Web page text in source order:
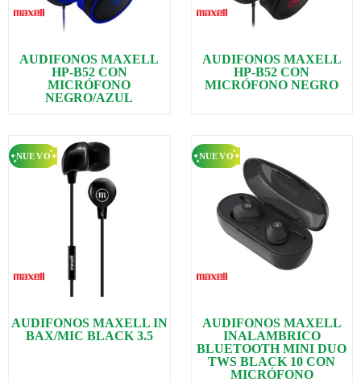
AUDIFONOS MAXELL
HP-B52 CON
MICRÓFONO
NEGRO/AZUL
AUDIFONOS MAXELL
HP-B52 CON
MICRÓFONO NEGRO
AUDIFONOS MAXELL IN
BAX/MIC BLACK 3.5
AUDIFONOS MAXELL
INALAMBRICO
BLUETOOTH MINI DUO
TWS BLACK 10 CON
MICRÓFONO